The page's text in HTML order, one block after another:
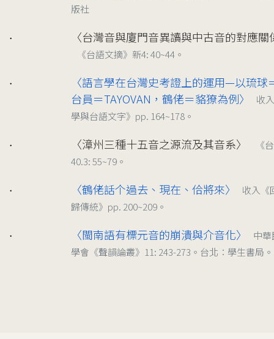
版社
〈台灣音與廈門音異讀與中古音的對應關
《台語文摘》新4: 40~44。
〈語言學在台灣史考證上的運用—以琉球
台員＝TAYOVAN，鶴佬＝貉獠為例〉
收
學與台語文字》pp. 164~178。
〈漳州三種十五音之源流及其音系〉
《
40.3: 55~79。
〈鶴佬話个過去、現在、佮將來〉
收入《
歸傳統》pp. 200~209。
〈閩南語有標元音的崩潰與介音化〉
中
學會《聲韻論叢》11: 243-273。台北：學生書局。